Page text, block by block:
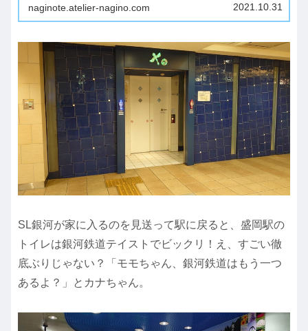
naginote.atelier-nagino.com 2021.10.31
SL銀河が家に入るのを見送って駅に戻ると、盛岡駅の
トイレは銀河鉄道テイストでビックリ！え、すごい徹
底ぶりじゃない？「モモちゃん、銀河鉄道はもう一つ
あるよ？」とカナちゃん。